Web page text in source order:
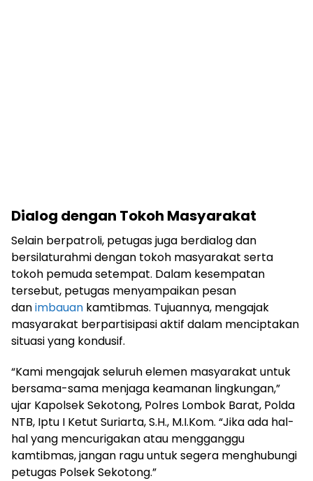
Dialog dengan Tokoh Masyarakat
Selain berpatroli, petugas juga berdialog dan
bersilaturahmi dengan tokoh masyarakat serta
tokoh pemuda setempat. Dalam kesempatan
tersebut, petugas menyampaikan pesan
danimbauan kamtibmas. Tujuannya, mengajak
masyarakat berpartisipasi aktif dalam menciptakan
situasi yang kondusif.
“Kami mengajak seluruh elemen masyarakat untuk
bersama-sama menjaga keamanan lingkungan,”
ujar Kapolsek Sekotong, Polres Lombok Barat, Polda
NTB, Iptu I Ketut Suriarta, S.H., M.I.Kom. “Jika ada hal-
hal yang mencurigakan atau mengganggu
kamtibmas, jangan ragu untuk segera menghubungi
petugas Polsek Sekotong.”